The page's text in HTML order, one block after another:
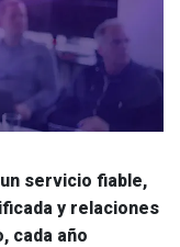
servicio fiable,
y relaciones
cada año